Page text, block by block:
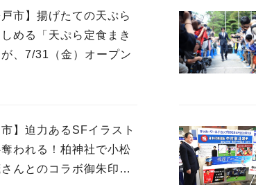
戸市】揚げたての天ぷら
める「天ぷら定食まき
、7/31（金）オープン
市】迫力あるSFイラスト
われる！柏神社で小松
んとのコラボ御朱印を